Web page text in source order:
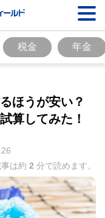
税金 年金
ほうが安い？
算してみた！
事は約 2 分で読めます。